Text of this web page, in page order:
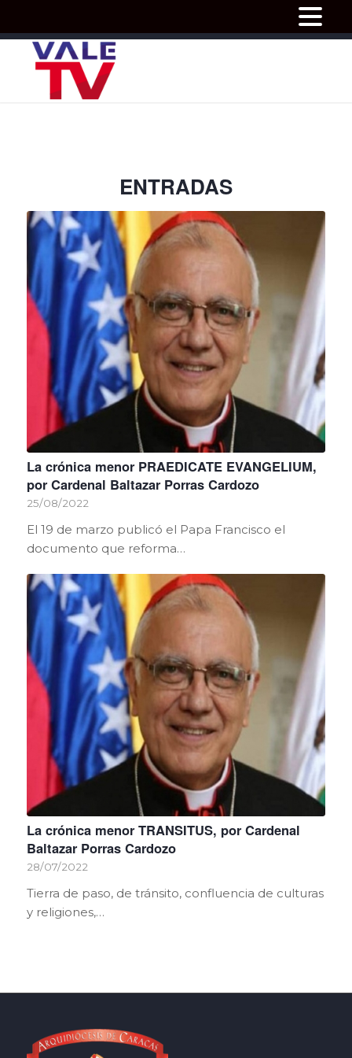
ENTRADAS
La crónica menor PRAEDICATE EVANGELIUM,
por Cardenal Baltazar Porras Cardozo
25/08/2022
El 19 de marzo publicó el Papa Francisco el
documento que reforma…
La crónica menor TRANSITUS, por Cardenal
Baltazar Porras Cardozo
28/07/2022
Tierra de paso, de tránsito, confluencia de culturas
y religiones,…